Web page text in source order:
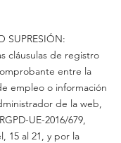
SUPRESIÓN:
cláusulas de registro
entre la
empleo o información
de la web,
UE-2016/679,
15 al 21, y por la